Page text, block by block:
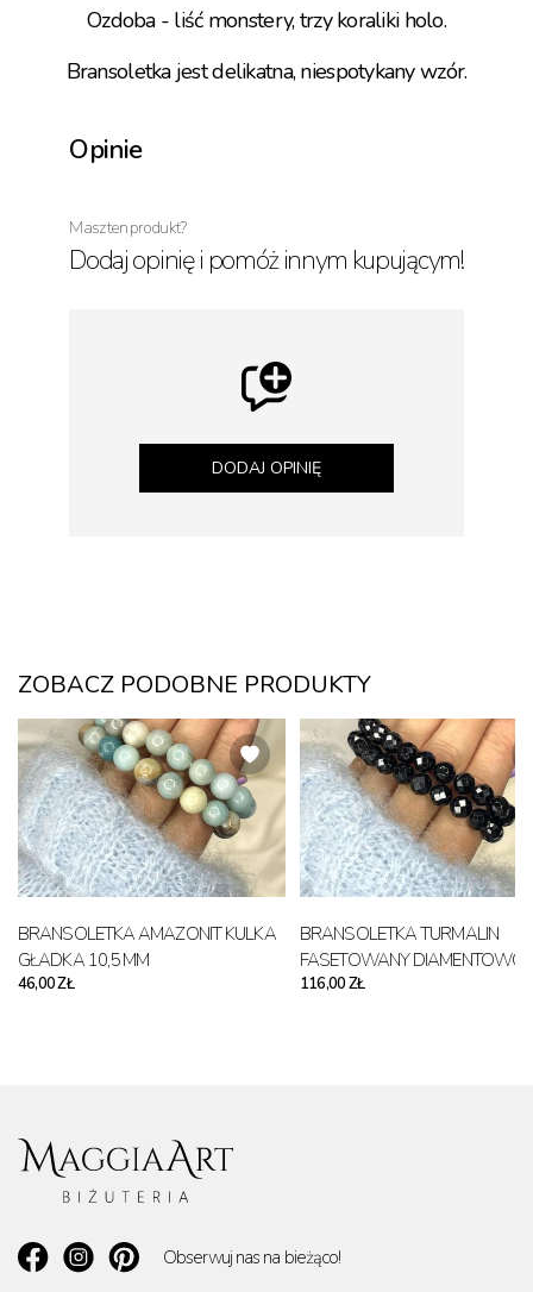
Opinie
Masz ten produkt?
Dodaj opinię i pomóż innym kupującym!
DODAJ OPINIĘ
Ozdoba - liść monstery, trzy koraliki holo.
Bransoletka jest delikatna, niespotykany wzór.
ZOBACZ PODOBNE PRODUKTY
BRANSOLETKA AMAZONIT KULKA
GŁADKA 10,5 MM
46,00 ZŁ
BRANSOLETKA TURMALIN
FASETOWANY DIAMENTOWO
MM
116,00 ZŁ
Obserwuj nas na bieżąco!